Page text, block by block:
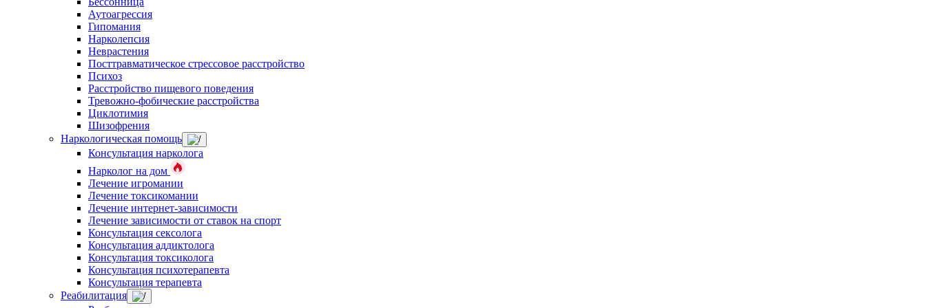
Аутоагрессия
Гипомания
Нарколепсия
Неврастения
Посттравматическое стрессовое расстройство
Психоз
Расстройство пищевого поведения
Тревожно-фобические расстройства
Циклотимия
Шизофрения
Наркологическая помощь
Консультация нарколога
Нарколог на дом
Лечение игромании
Лечение токсикомании
Лечение интернет-зависимости
Лечение зависимости от ставок на спорт
Консультация сексолога
Консультация аддиктолога
Консультация токсиколога
Консультация психотерапевта
Консультация терапевта
Реабилитация